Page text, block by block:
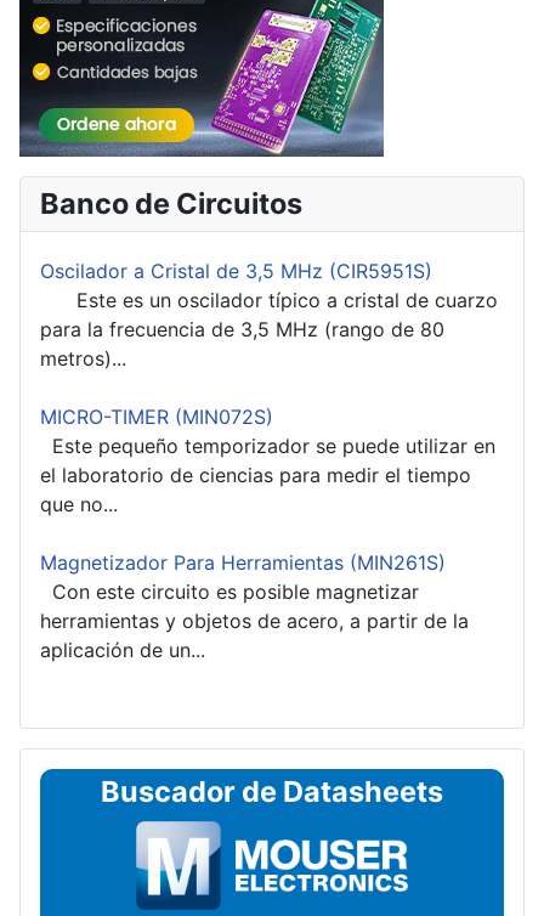
Banco de Circuitos
Oscilador a Cristal de 3,5 MHz (CIR5951S)
Este es un oscilador típico a cristal de cuarzo
para la frecuencia de 3,5 MHz (rango de 80
metros)...
MICRO-TIMER (MIN072S)
Este pequeño temporizador se puede utilizar en
el laboratorio de ciencias para medir el tiempo
que no...
Magnetizador Para Herramientas (MIN261S)
Con este circuito es posible magnetizar
herramientas y objetos de acero, a partir de la
aplicación de un...
Buscador de Datasheets